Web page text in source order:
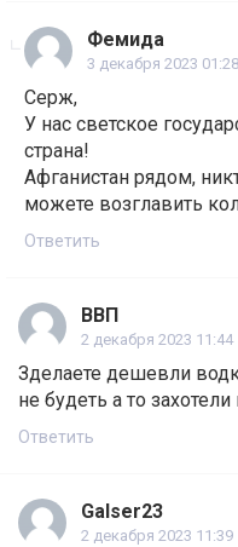
Фемида
3 декабря 2023 01:28
Серж,
У нас светское
страна!
Афганистан рядом,
можете возглавить
Ответить
ВВП
2 декабря 2023 11:44
Зделаете дешевли
не будеть а то
Ответить
Galser23
2 декабря 2023 11:39